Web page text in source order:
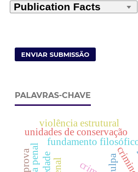
ENVIAR SUBMISSÃO
PALAVRAS-CHAVE
fundamento
culpa
unidades de conservação
violência estrutural